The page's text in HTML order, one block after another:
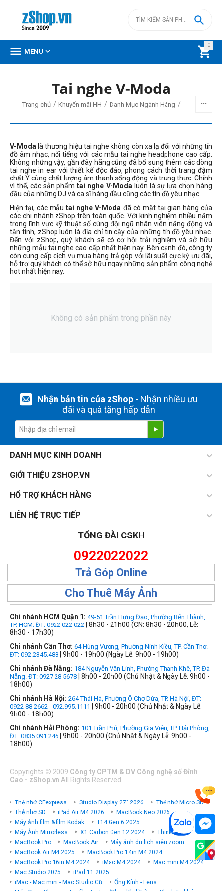
0


 MENU 
Tai nghe V-Moda
Trang chủ / Khuyến mãi HH / Danh Mục Ngành Hàng /
V-Moda là thương hiệu tai nghe không còn xa lạ đối với những tín
đồ âm nhạc, nổi tiếng với các mẫu tai nghe headphone cao cấp.
Không những vậy, gần đây hãng cũng đã bổ sung thêm các dòng
tai nghe in ear với thiết kế độc đáo, phong cách thời trang đậm
chất Ý cùng chất lượng âm thanh sống động và trung thực. Chính
vì thế, các sản phẩmtai nghe V-Moda luôn là sự lựa chọn hàng
đầu của những DJ và ca sĩ hàng đầu cũng các tín đồ yêu nhạc.
Hiện tại, các mẫutai nghe V-Moda đã có mặt tại gian hàng của
các chi nhánh zShop trên toàn quốc. Với kinh nghiệm nhiều năm
trong lĩnh vực kỹ thuật số cùng đội ngũ nhân viên năng động và
tận tình, zShop luôn là địa chỉ tin cậy của những tín đồ yêu nhạc.
Đến với zShop, quý khách sẽ có cơ hội trải nghiệm và sở hữu
những mẫu tai nghe cao cấp nhất hiện nay. Bên cạnh đó, công ty
còn cung cấp dịch vụ mua hàng trả góp với lãi suất cực kỳ ưu đãi,
hỗ trợ quý khách có thể sở hữu ngay những sản phẩm công nghệ
hot nhất hiện nay.
Không có sản phẩm trong phần này
Nhận bản tin của zShop- Nhận nhiều ưu
đãi và quà tặng hấp dẫn
DANH MỤC KINH DOANH
GIỚI THIỆU ZSHOP.VN
HỔ TRỢ KHÁCH HÀNG
LIÊN HỆ TRỰC TIẾP
TỔNG ĐÀI CSKH
0922022022
Trả Góp Online
Cho Thuê Máy Ảnh
Chi nhánh HCM Quận 1: 49-51 Trần Hưng Đạo, Phường Bến Thành,
TP. HCM. ĐT: 0922 022 022 | 8h30 - 21h00 (CN: 8h30 - 20h00, Lễ:
8h30 - 17h30)
Chi nhánh Cần Thơ: 64 Hùng Vương, Phường Ninh Kiều, TP. Cần Thơ.
ĐT: 092.2345.488 | 9h00 - 19h00 (Ngày Lễ: 9h00 - 19h00)
Chi nhánh Đà Nẵng: 184 Nguyễn Văn Linh, Phường Thanh Khê, TP. Đà
Nẵng. ĐT: 0927 28 5678 | 8h00 - 20h00 (Chủ Nhật & Ngày Lễ: 9h00 -
18h00)
Chi nhánh Hà Nội: 264 Thái Hà, Phường Ô Chợ Dừa, TP. Hà Nội, ĐT:
0922 88 2662 - 092.995.1111
| 9h00 - 20h00 (Chủ Nhật & Ngày Lễ:
9h00 - 18h00)
Chi nhánh Hải Phòng: 101 Trần Phú, Phường Gia Viên, TP. Hải Phòng,
ĐT: 0835 091 246 | 9h00 - 20h00 (Chủ Nhật & Ngày Lễ: 9h00 -
18h00)
Copyrights © 2009 Công ty CPTM & DV Công nghệ số Đỉnh
Cao - zShop.vn All Rights Reserved
Thẻ nhớ CFexpress Studio Display 27" 2026
Thẻ nhớ Micro SD
Thẻ nhớ SD
iPad Air M4 2026
MacBook Neo 2026
Máy ảnh film & film Kodak
T14 Gen 6 2025
Máy Ảnh Mirrorless
X1 Carbon Gen 12 2024
ThinkPad P
MacBook Pro
MacBook Air
Máy ảnh du lịch siêu zoom
MacBook Air M4 2025
MacBook Pro 14in M4 2024
MacBook Pro 16in M4 2024
iMac M4 2024
Mac mini M4 2024
Mac Studio 2025
iPad 11 2025
iMac - Mac mini - Mac Studio Cũ
Ống Kính - Lens